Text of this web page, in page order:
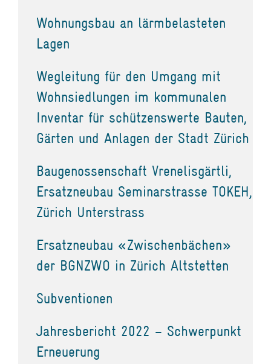
Wohnungsbau an lärmbelasteten
Lagen
Wegleitung für den Umgang mit
Wohnsiedlungen im kommunalen
Inventar für schützenswerte Bauten,
Gärten und Anlagen der Stadt Zürich
Baugenossenschaft Vrenelisgärtli,
Ersatzneubau Seminarstrasse TOKEH,
Zürich Unterstrass
Ersatzneubau «Zwischenbächen»
der BGNZWO in Zürich Altstetten
Subventionen
Jahresbericht 2022 – Schwerpunkt
Erneuerung